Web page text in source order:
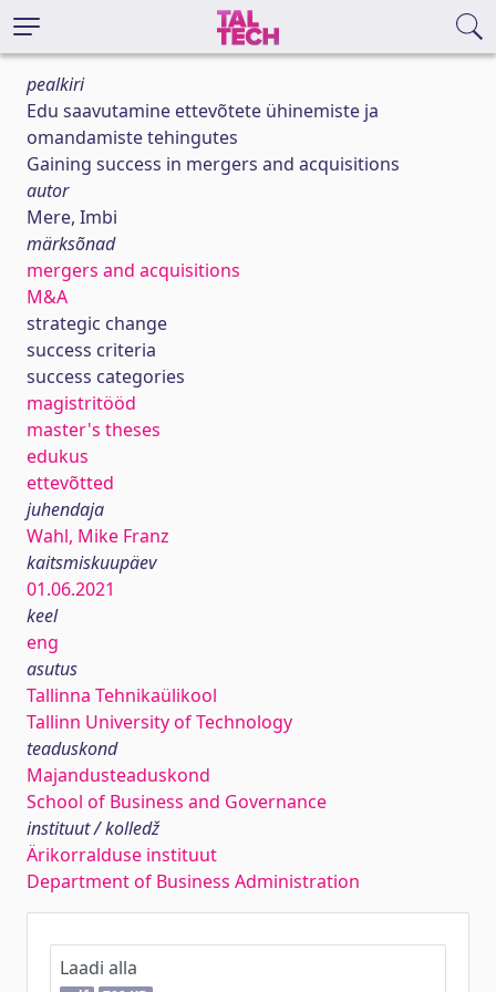
pealkiri
Edu saavutamine ettevõtete ühinemiste ja
omandamiste tehingutes
Gaining success in mergers and acquisitions
autor
Mere, Imbi
märksõnad
mergers and acquisitions
M&A
strategic change
success criteria
success categories
magistritööd
master's theses
edukus
ettevõtted
juhendaja
Wahl, Mike Franz
kaitsmiskuupäev
01.06.2021
keel
eng
asutus
Tallinna Tehnikaülikool
Tallinn University of Technology
teaduskond
Majandusteaduskond
School of Business and Governance
instituut / kolledž
Ärikorralduse instituut
Department of Business Administration
Laadi alla